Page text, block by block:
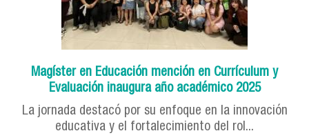
Magíster en Educación mención en Currículum y
Evaluación inaugura año académico 2025
La jornada destacó por su enfoque en la innovación
educativa y el fortalecimiento del rol...